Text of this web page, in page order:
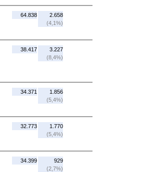
64.838
2.658
(4,1%)
38.417
3.227
(8,4%)
34.371
1.856
(5,4%)
32.773
1.770
(5,4%)
34.399
929
(2,7%)